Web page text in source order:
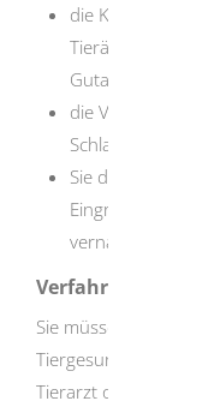
die Krankheit
Tierärztin
Gutachten oder
die Verluste
Sie dürfen Ihre
Eingrenzung des
vernachlässigt
Verfahrensablauf
Sie müssen sofort die
Tierarzt oder eine